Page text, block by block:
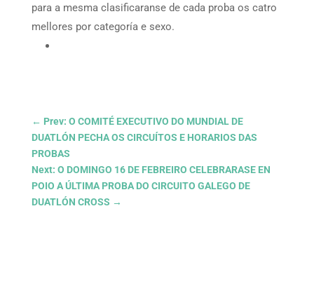
para a mesma clasificaranse de cada proba os catro
mellores por categoría e sexo.
← Prev: O COMITÉ EXECUTIVO DO MUNDIAL DE
DUATLÓN PECHA OS CIRCUÍTOS E HORARIOS DAS
PROBAS
Next: O DOMINGO 16 DE FEBREIRO CELEBRARASE EN
POIO A ÚLTIMA PROBA DO CIRCUITO GALEGO DE
DUATLÓN CROSS →